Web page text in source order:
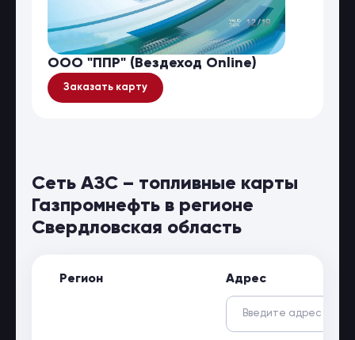
ООО "ППР" (Вездеход Online)
Заказать карту
Сеть АЗС – топливные карты
Газпромнефть в регионе
Свердловская область
Регион Адрес